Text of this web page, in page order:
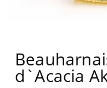
d`Acacia